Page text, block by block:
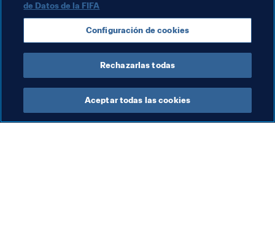
Copa Mundial de la FIFA Catar 2022™ Qatar
AFC
de Datos de la FIFA
Configuración de cookies
Rechazarlas todas
Aceptar todas las cookies